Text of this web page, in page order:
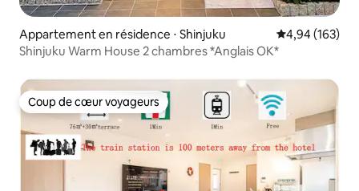
Appartement en résidence ⋅ Shinjuku Évaluation
4,94 (163)
Shinjuku Warm House 2 chambres *Anglais OK*
Coup de cœur voyageurs
Coup de cœur voyageurs